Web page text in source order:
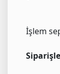
İşlem